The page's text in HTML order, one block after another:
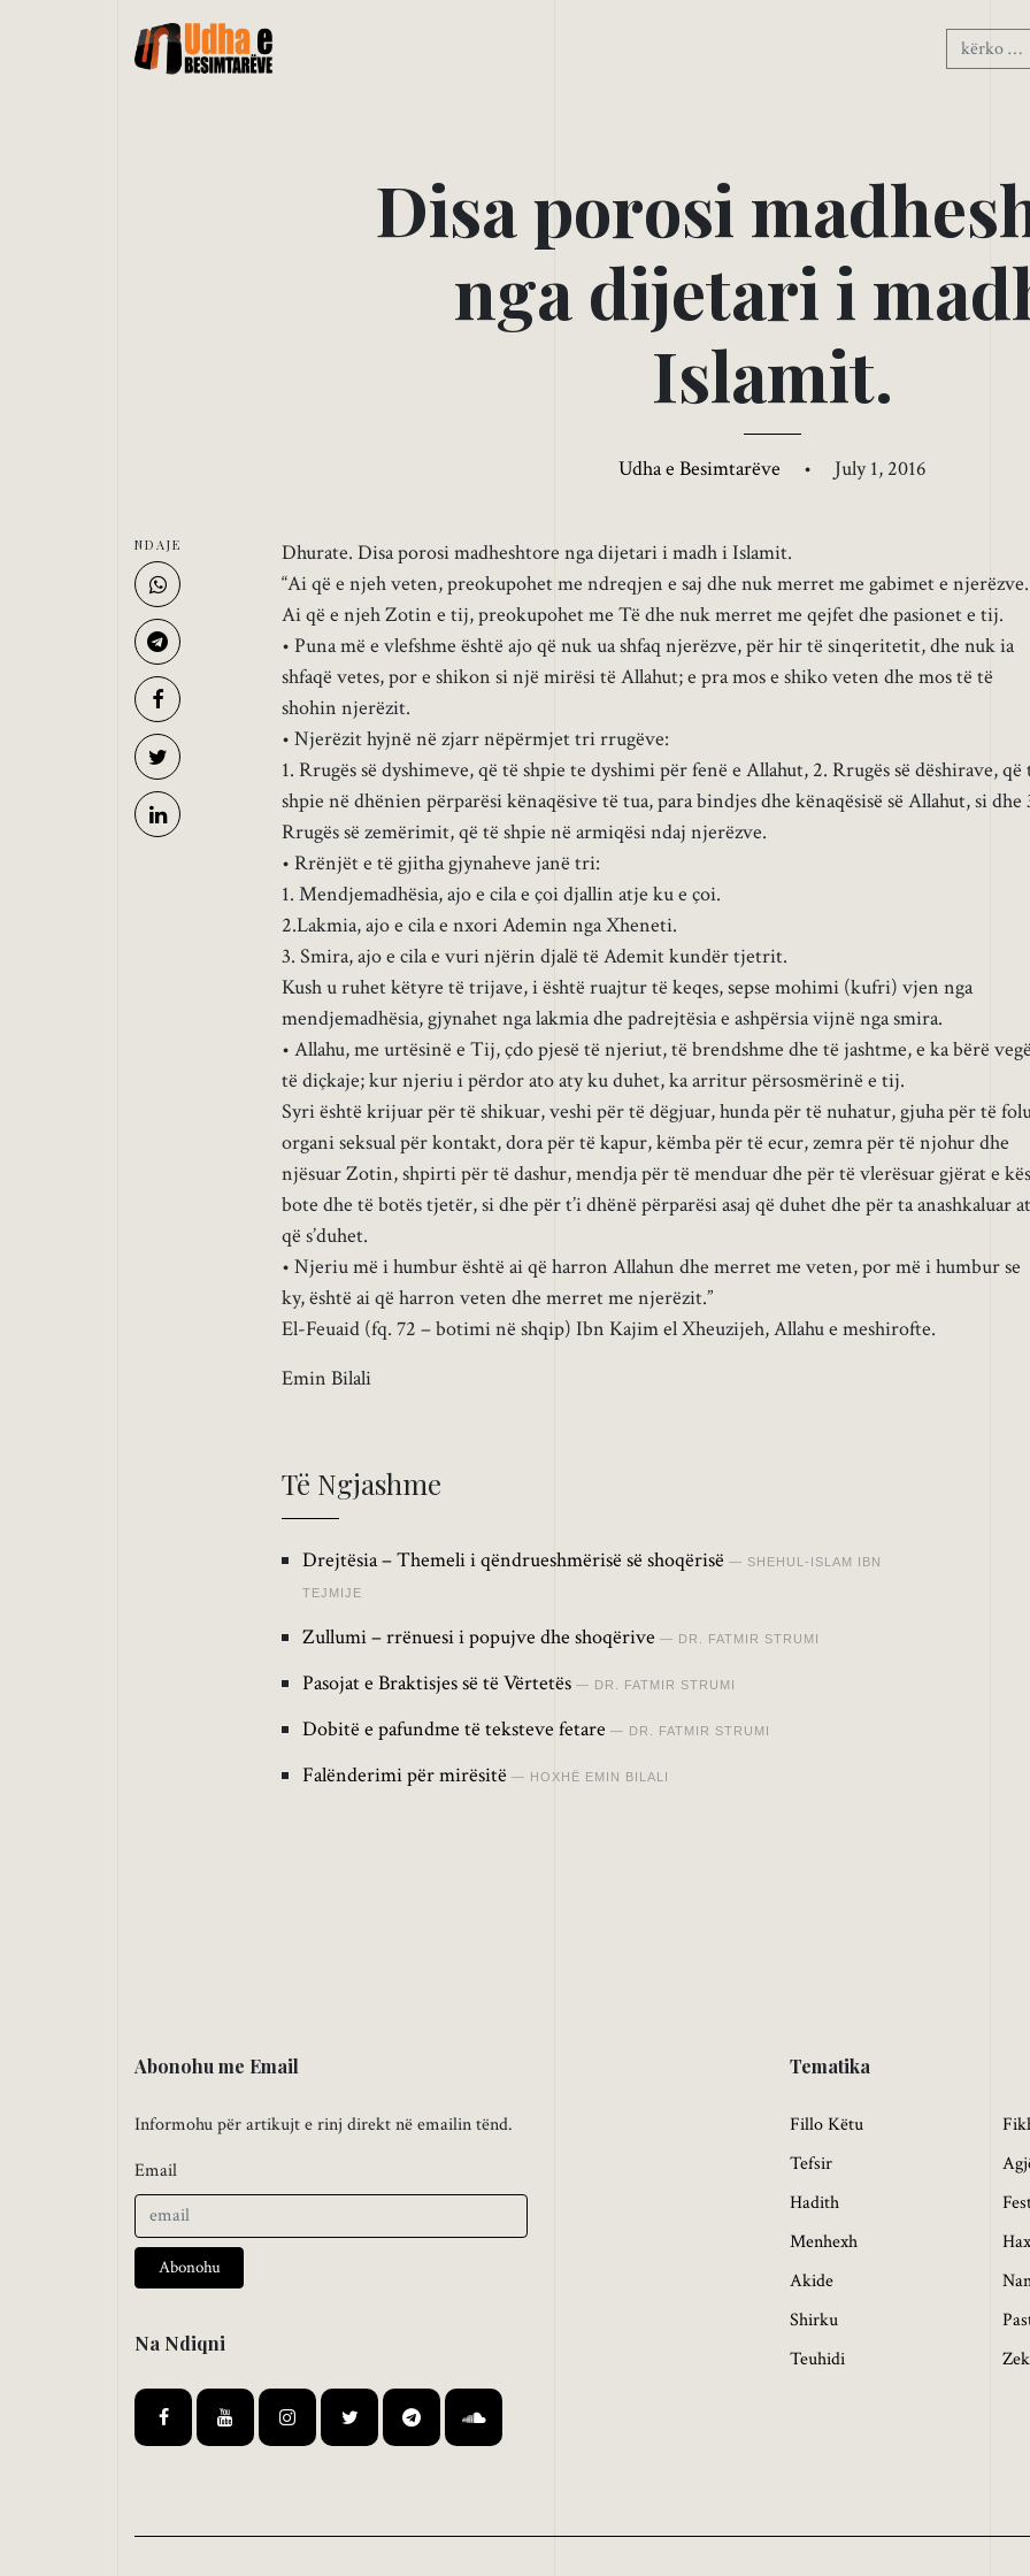
Disaporosi madhes
nga dijetari i mad
Islamit.
Udha e Besimtarëve • July 1, 2016
Dhurate. Disa porosi madheshtore nga dijetari i madh i Islamit.
“Ai që e njeh veten, preokupohet me ndreqjen e saj dhe nuk merret me gabimet e njerëzve.
Ai që e njeh Zotin e tij, preokupohet me Të dhe nuk merret me qejfet dhe pasionet e tij.
• Puna më e vlefshme është ajo që nuk ua shfaq njerëzve, për hir të sinqeritetit, dhe nuk ia
shfaqë vetes, por e shikon si një mirësi të Allahut; e pra mos e shiko veten dhe mos të të
shohin njerëzit.
• Njerëzit hyjnë në zjarr nëpërmjet tri rrugëve:
1. Rrugës së dyshimeve, që të shpie te dyshimi për fenë e Allahut, 2. Rrugës së dëshirave, që
shpie në dhënien përparësi kënaqësive të tua, para bindjes dhe kënaqësisë së Allahut, si dhe
Rrugës së zemërimit, që të shpie në armiqësi ndaj njerëzve.
• Rrënjët e të gjitha gjynaheve janë tri:
1. Mendjemadhësia, ajo e cila e çoi djallin atje ku e çoi.
2.Lakmia, ajo e cila e nxori Ademin nga Xheneti.
3. Smira, ajo e cila e vuri njërin djalë të Ademit kundër tjetrit.
Kush u ruhet këtyre të trijave, i është ruajtur të keqes, sepse mohimi (kufri) vjen nga
mendjemadhësia, gjynahet nga lakmia dhe padrejtësia e ashpërsia vijnë nga smira.
• Allahu, me urtësinë e Tij, çdo pjesë të njeriut, të brendshme dhe të jashtme, e ka bërë
të diçkaje; kur njeriu i përdor ato aty ku duhet, ka arritur përsosmërinë e tij.
Syri është krijuar për të shikuar, veshi për të dëgjuar, hunda për të nuhatur, gjuha për të
organi seksual për kontakt, dora për të kapur, këmba për të ecur, zemra për të njohur dhe
njësuar Zotin, shpirti për të dashur, mendja për të menduar dhe për të vlerësuar gjërat e
bote dhe të botës tjetër, si dhe për t’i dhënë përparësi asaj që duhet dhe për ta anashkaluar
që s’duhet.
• Njeriu më i humbur është ai që harron Allahun dhe merret me veten, por më i humbur se
ky, është ai që harron veten dhe merret me njerëzit.”
El-Feuaid (fq. 72 – botimi në shqip) Ibn Kajim el Xheuzijeh, Allahu e meshirofte.
Emin Bilali
Të Ngjashme
Drejtësia – Themeli i qëndrueshmërisë së shoqërisë SHEHUL-ISLAM IBN
TEJMIJE
Zullumi – rrënuesi i popujve dhe shoqërive DR. FATMIR STRUMI
Pasojat e Braktisjes së të Vërtetës DR. FATMIR STRUMI
Dobitë e pafundme të teksteve fetare DR. FATMIR STRUMI
Falënderimi për mirësitë HOXHË EMIN BILALI
NDAJE
Abonohu me Email
Informohu për artikujt e rinj direkt në emailin tënd.
Email
Abonohu
Na Ndiqni
Tematika
Fillo Këtu
Tefsir
Hadith
Menhexh
Akide
Shirku
Teuhidi